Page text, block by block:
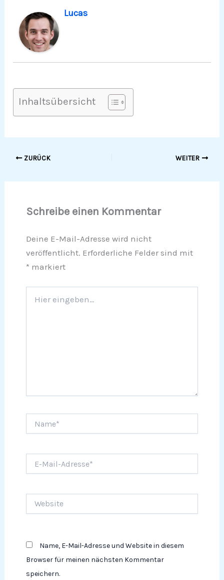
Lucas
Inhaltsübersicht
ZURÜCK WEITER
Schreibe einen Kommentar
Deine E-Mail-Adresse wird nicht
veröffentlicht. Erforderliche Felder sind mit
* markiert
eingeben…
Mail-
Name, E-Mail-Adresse und Website in diesem
Browser für meinen nächsten Kommentar
speichern.